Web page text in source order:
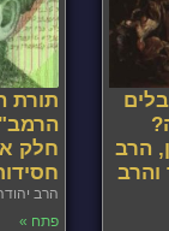
הרב
והרב
תורת
חלק
הרב
פתח »